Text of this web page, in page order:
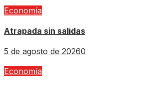
Economía
Atrapada sin salidas
5 de agosto de 20260
Economía